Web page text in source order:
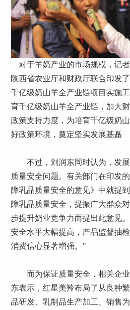
对于羊奶产业的市场规模，记者
陕西省农业厅和财政厅联合印发
千亿级奶山羊全产业链项目实施
育千亿级奶山羊全产业链，加大
政策支持力度，为培育千亿级奶
好政策环境，奠定坚实发展基矗
不过，刘润东同时认为，发展
质量安全问题。有关部门在印发
障乳品质量安全的意见》中就提
障乳品质量安全，提振广大群众
步提升奶业竞争力而提出此意见
安全水平大幅提高，产品监督抽
消费信心显著增强。”
而为保证质量安全，相关企业
东表示，红星美羚布局了从良种
品研发、乳制品生产加工、销售